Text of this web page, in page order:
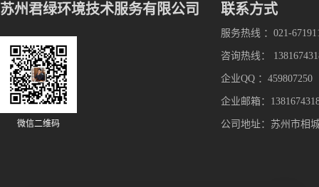
苏州君绿环境技术服务有限公司
微信二维码
联系方式
服务热线 ：021-
咨询热线：
企业QQ ：459807250
企业邮箱：
公司地址：苏州市相